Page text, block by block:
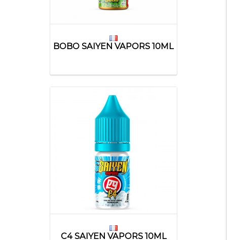
BOBO SAIYEN VAPORS 10ML
C4 SAIYEN VAPORS 10ML